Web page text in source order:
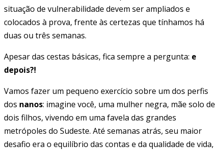
situação de vulnerabilidade devem ser ampliados e
colocados à prova, frente às certezas que tínhamos há
duas ou três semanas.
Apesar das cestas básicas, fica sempre a pergunta: e
depois?!
Vamos fazer um pequeno exercício sobre um dos perfis
dos nanos: imagine você, uma mulher negra, mãe solo de
dois filhos, vivendo em uma favela das grandes
metrópoles do Sudeste. Até semanas atrás, seu maior
desafio era o equilíbrio das contas e da qualidade de vida,